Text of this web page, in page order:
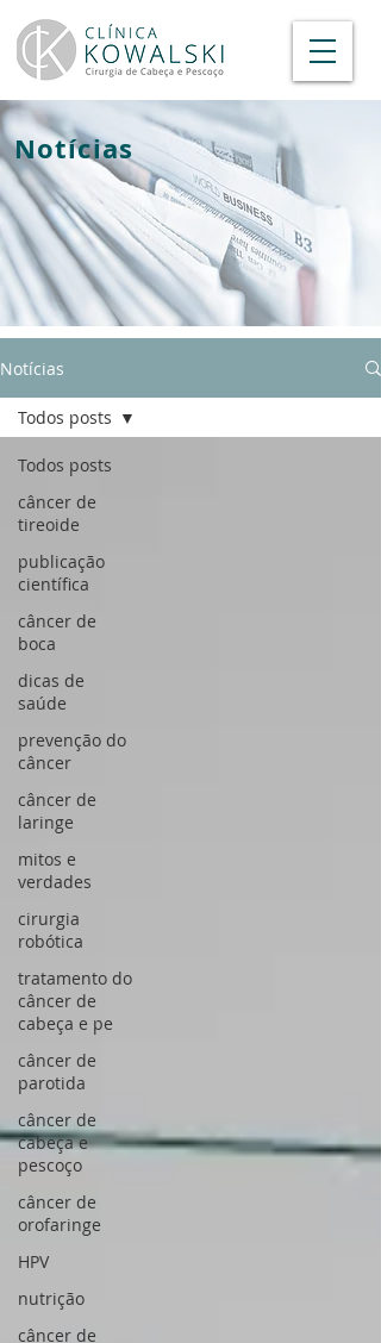
Notícias
Notícias
Todos posts
câncer de
tireoide
publicação
científica
câncer de
boca
dicas de
saúde
prevenção do
câncer
câncer de
laringe
mitos e
verdades
cirurgia
robótica
tratamento do
câncer de
cabeça e pe
câncer de
parotida
câncer de
cabeça e
pescoço
câncer de
orofaringe
HPV
nutrição
câncer de
Todos posts